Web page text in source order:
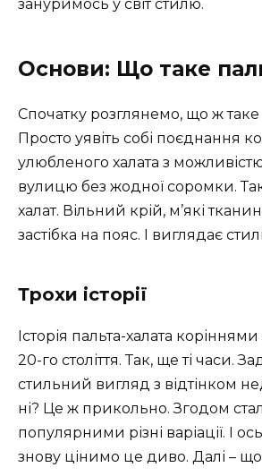
зануримось у світ стилю.
Основи: Що таке
Спочатку розглянемо, що ж таке
Просто уявіть собі поєднання
улюбленого халата з
вулицю без жодної соромки.
халат. Вільний крій, м’які
застібка на пояс. І виглядає
Трохи історії
Історія пальта-халата
20-го століття. Так, ще ті часи.
стильний вигляд з відтінком
ні? Це ж прикольно. Згодом
популярними різні варіації. І
знову цінимо це диво. Далі –